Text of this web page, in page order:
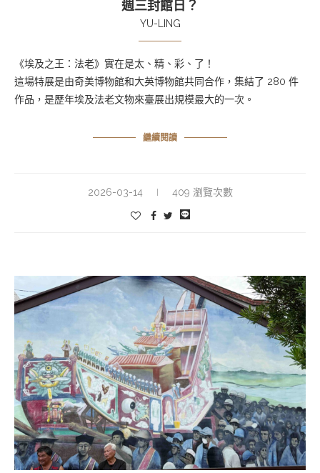
週三封館日？
YU-LING
《埃及之王：法老》實在是太、精、彩、了！
這場特展是由奇美博物館和大英博物館共同合作，集結了 280 件
作品，是歷年埃及法老文物來臺展出規模最大的一次。
繼續閱讀
2026-03-14 409 瀏覽次數